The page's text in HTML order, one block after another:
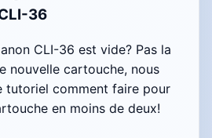
36
CLI-36 est vide? Pas la
nouvelle cartouche, nous
tutoriel comment faire pour
en moins de deux!